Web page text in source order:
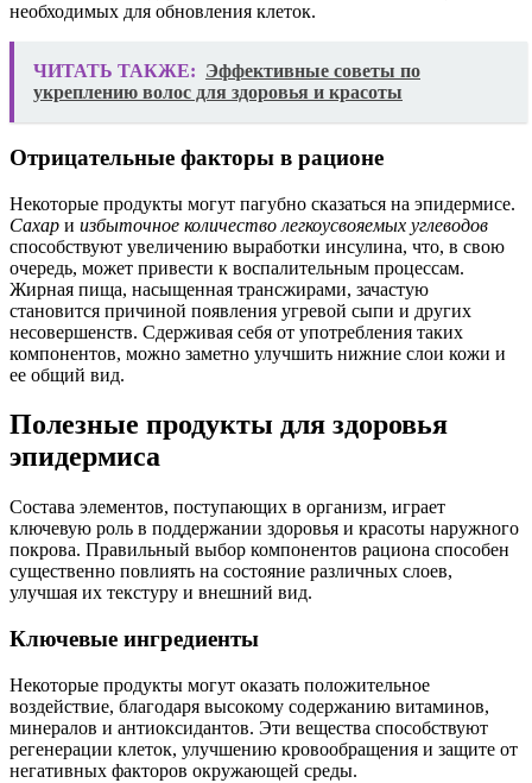
необходимых для обновления клеток.
ЧИТАТЬ ТАКЖЕ: Эффективные советы по
укреплению волос для здоровья и красоты
Отрицательные факторы в рационе
Некоторые продукты могут пагубно сказаться на эпидермисе.
Сахар и избыточное количество легкоусвояемых углеводов
способствуют увеличению выработки инсулина, что, в свою
очередь, может привести к воспалительным процессам.
Жирная пища, насыщенная трансжирами, зачастую
становится причиной появления угревой сыпи и других
несовершенств. Сдерживая себя от употребления таких
компонентов, можно заметно улучшить нижние слои кожи и
ее общий вид.
Полезные продукты для здоровья
эпидермиса
Состава элементов, поступающих в организм, играет
ключевую роль в поддержании здоровья и красоты наружного
покрова. Правильный выбор компонентов рациона способен
существенно повлиять на состояние различных слоев,
улучшая их текстуру и внешний вид.
Ключевые ингредиенты
Некоторые продукты могут оказать положительное
воздействие, благодаря высокому содержанию витаминов,
минералов и антиоксидантов. Эти вещества способствуют
регенерации клеток, улучшению кровообращения и защите от
негативных факторов окружающей среды.